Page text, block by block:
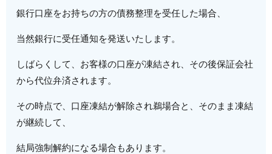
銀行口座をお持ちの方の債務整理を受任した場合、
当然銀行に受任通知を発送いたします。
しばらくして、お客様の口座が凍結され、その後保証会社
から代位弁済されます。
その時点で、口座凍結が解除され鵜場合と、そのまま凍結
が継続して、
結局強制解約になる場合もあります。